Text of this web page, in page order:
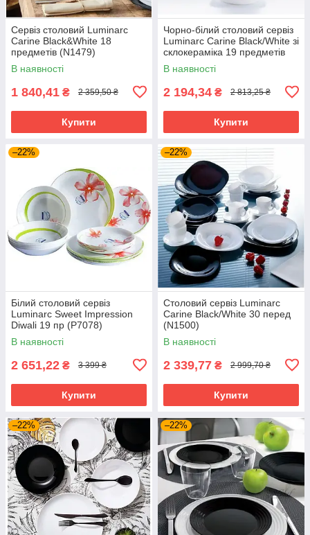
Сервіз столовий Luminarc
Carine Black&White 18
предметів (N1479)
В наявності
1 840,41 ₴ 2 359,50 ₴
Купити
Чорно-білий столовий сервіз
Luminarc Carine Black/White зі
склокераміка 19 предметів
(N1491)
В наявності
2 194,34 ₴ 2 813,25 ₴
Купити
–22%
Білий столовий сервіз
Luminarc Sweet Impression
Diwali 19 пр (P7078)
В наявності
2 651,22 ₴ 3 399 ₴
Купити
–22%
Столовий сервіз Luminarc
Carine Black/White 30 перед
(N1500)
В наявності
2 339,77 ₴ 2 999,70 ₴
Купити
–22% –22%